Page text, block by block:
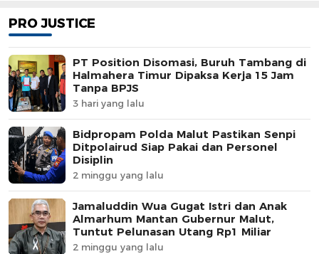
PRO JUSTICE
PT Position Disomasi, Buruh Tambang di
Halmahera Timur Dipaksa Kerja 15 Jam
Tanpa BPJS
3 hari yang lalu
Bidpropam Polda Malut Pastikan Senpi
Ditpolairud Siap Pakai dan Personel
Disiplin
2 minggu yang lalu
Jamaluddin Wua Gugat Istri dan Anak
Almarhum Mantan Gubernur Malut,
Tuntut Pelunasan Utang Rp1 Miliar
2 minggu yang lalu